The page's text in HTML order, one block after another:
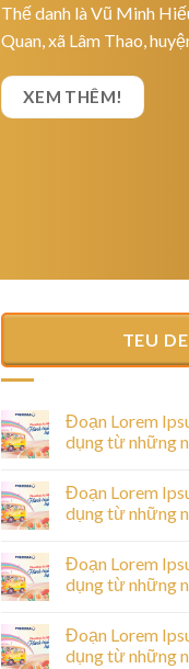
Thế danh là Vũ Minh
Quan, xã Lâm Thao,
XEM THÊM!
TEU
Đoạn Lorem
dụng từ những
Đoạn Lorem
dụng từ những
Đoạn Lorem
dụng từ những
Đoạn Lorem
dụng từ những
Welcome to WordPress.
Edit or delete it, then